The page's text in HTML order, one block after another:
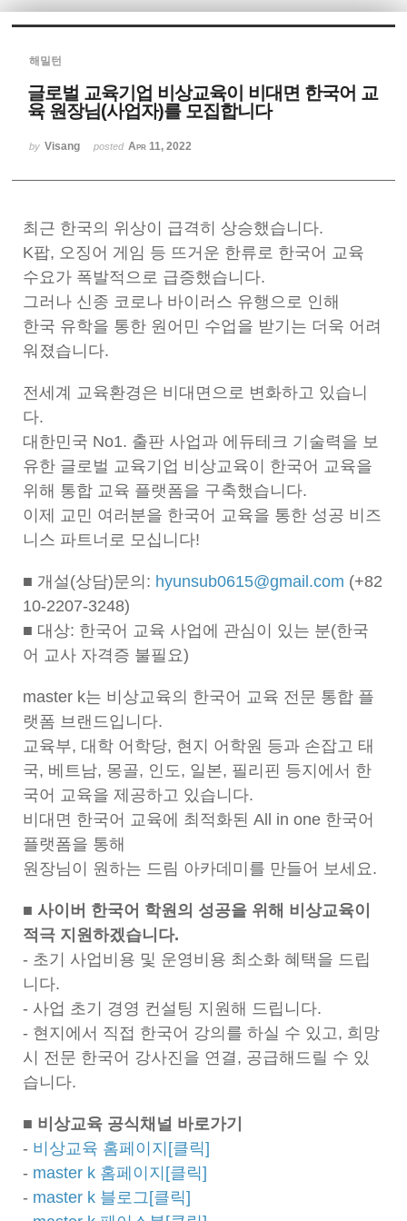
해밀턴
글로벌 교육기업 비상교육이 비대면 한국어 교
육 원장님(사업자)를 모집합니다
by Visang posted Apr 11, 2022
최근 한국의 위상이 급격히 상승했습니다.
K팝, 오징어 게임 등 뜨거운 한류로 한국어 교육
수요가 폭발적으로 급증했습니다.
그러나 신종 코로나 바이러스 유행으로 인해
한국 유학을 통한 원어민 수업을 받기는 더욱 어려
워졌습니다.
전세계 교육환경은 비대면으로 변화하고 있습니
다.
대한민국 No1. 출판 사업과 에듀테크 기술력을 보
유한 글로벌 교육기업 비상교육이 한국어 교육을
위해 통합 교육 플랫폼을 구축했습니다.
이제 교민 여러분을 한국어 교육을 통한 성공 비즈
니스 파트너로 모십니다!
■ 개설(상담)문의: hyunsub0615@gmail.com (+82
10-2207-3248)
■ 대상: 한국어 교육 사업에 관심이 있는 분(한국
어 교사 자격증 불필요)
master k는 비상교육의 한국어 교육 전문 통합 플
랫폼 브랜드입니다.
교육부, 대학 어학당, 현지 어학원 등과 손잡고 태
국, 베트남, 몽골, 인도, 일본, 필리핀 등지에서 한
국어 교육을 제공하고 있습니다.
비대면 한국어 교육에 최적화된 All in one 한국어
플랫폼을 통해
원장님이 원하는 드림 아카데미를 만들어 보세요.
■ 사이버 한국어 학원의 성공을 위해 비상교육이
적극 지원하겠습니다.
- 초기 사업비용 및 운영비용 최소화 혜택을 드립
니다.
- 사업 초기 경영 컨설팅 지원해 드립니다.
- 현지에서 직접 한국어 강의를 하실 수 있고, 희망
시 전문 한국어 강사진을 연결, 공급해드릴 수 있
습니다.
■ 비상교육 공식채널 바로가기
- 비상교육 홈페이지[클릭]
- master k 홈페이지[클릭]
- master k 블로그[클릭]
Sketchbook5, 스케치북5
Sketchbook5, 스케치북5